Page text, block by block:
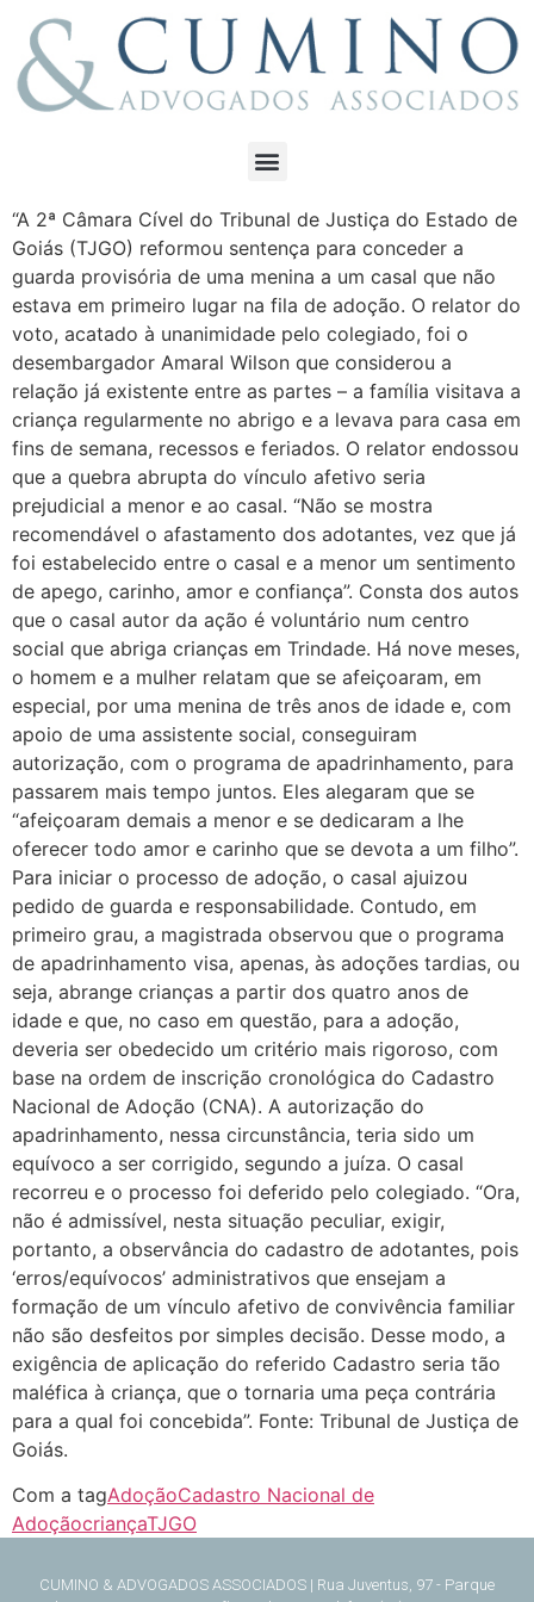
“A 2ª Câmara Cível do Tribunal de Justiça do Estado de
Goiás (TJGO) reformou sentença para conceder a
guarda provisória de uma menina a um casal que não
estava em primeiro lugar na fila de adoção. O relator do
voto, acatado à unanimidade pelo colegiado, foi o
desembargador Amaral Wilson que considerou a
relação já existente entre as partes – a família visitava a
criança regularmente no abrigo e a levava para casa em
fins de semana, recessos e feriados. O relator endossou
que a quebra abrupta do vínculo afetivo seria
prejudicial a menor e ao casal. “Não se mostra
recomendável o afastamento dos adotantes, vez que já
foi estabelecido entre o casal e a menor um sentimento
de apego, carinho, amor e confiança”. Consta dos autos
que o casal autor da ação é voluntário num centro
social que abriga crianças em Trindade. Há nove meses,
o homem e a mulher relatam que se afeiçoaram, em
especial, por uma menina de três anos de idade e, com
apoio de uma assistente social, conseguiram
autorização, com o programa de apadrinhamento, para
passarem mais tempo juntos. Eles alegaram que se
“afeiçoaram demais a menor e se dedicaram a lhe
oferecer todo amor e carinho que se devota a um filho”.
Para iniciar o processo de adoção, o casal ajuizou
pedido de guarda e responsabilidade. Contudo, em
primeiro grau, a magistrada observou que o programa
de apadrinhamento visa, apenas, às adoções tardias, ou
seja, abrange crianças a partir dos quatro anos de
idade e que, no caso em questão, para a adoção,
deveria ser obedecido um critério mais rigoroso, com
base na ordem de inscrição cronológica do Cadastro
Nacional de Adoção (CNA). A autorização do
apadrinhamento, nessa circunstância, teria sido um
equívoco a ser corrigido, segundo a juíza. O casal
recorreu e o processo foi deferido pelo colegiado. “Ora,
não é admissível, nesta situação peculiar, exigir,
portanto, a observância do cadastro de adotantes, pois
‘erros/equívocos’ administrativos que ensejam a
formação de um vínculo afetivo de convivência familiar
não são desfeitos por simples decisão. Desse modo, a
exigência de aplicação do referido Cadastro seria tão
maléfica à criança, que o tornaria uma peça contrária
para a qual foi concebida”. Fonte: Tribunal de Justiça de
Goiás.
Com a tagAdoçãoCadastro Nacional de
AdoçãocriançaTJGO
CUMINO & ADVOGADOS ASSOCIADOS | Rua Juventus, 97 - Parque